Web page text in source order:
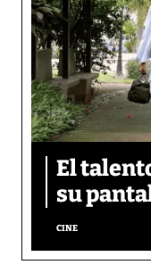
El
su
CINE